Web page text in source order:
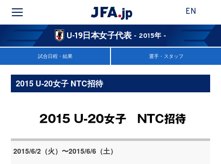
EN
U-19日本女子代表 - 2015年 -
試合日程・結果 選手・スタッフ
2015 U-20女子 NTC招待
2015/6/2（火）〜2015/6/6（土）